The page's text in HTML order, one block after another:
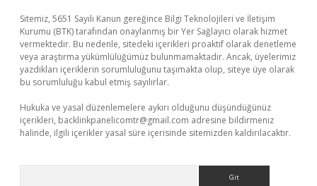
Sitemiz, 5651 Sayılı Kanun gereğince Bilgi Teknolojileri ve İletişim
Kurumu (BTK) tarafından onaylanmış bir Yer Sağlayıcı olarak hizmet
vermektedir. Bu nedenle, sitedeki içerikleri proaktif olarak denetleme
veya araştırma yükümlülüğümüz bulunmamaktadır. Ancak, üyelerimiz
yazdıkları içeriklerin sorumluluğunu taşımakta olup, siteye üye olarak
bu sorumluluğu kabul etmiş sayılırlar.
Hukuka ve yasal düzenlemelere aykırı olduğunu düşündüğünüz
içerikleri, backlinkpanelicomtr@gmail.com adresine bildirmeniz
halinde, ilgili içerikler yasal süre içerisinde sitemizden kaldırılacaktır.